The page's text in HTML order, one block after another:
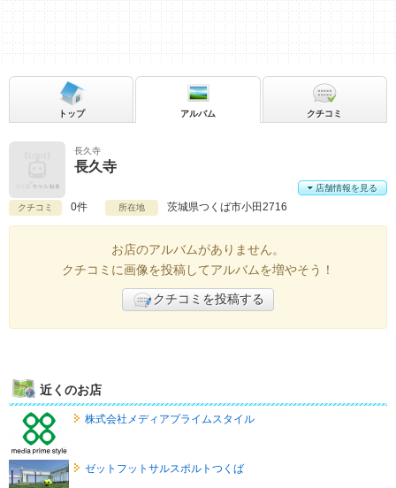
長久寺
長久寺
クチコミ 0件 所在地 茨城県つくば市小田2716
店舗情報を見る
トップ アルバム クチコミ
お店のアルバムがありません。
クチコミに画像を投稿してアルバムを増やそう！
クチコミを投稿する
近くのお店
株式会社メディアプライムスタイル
ゼットフットサルスポルトつくば